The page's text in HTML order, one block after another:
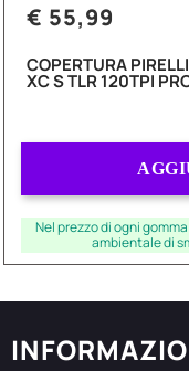
€ 55,99
COPERTURA
XC S TLR 120TPI
Nel prezzo di ogni
ambientale di